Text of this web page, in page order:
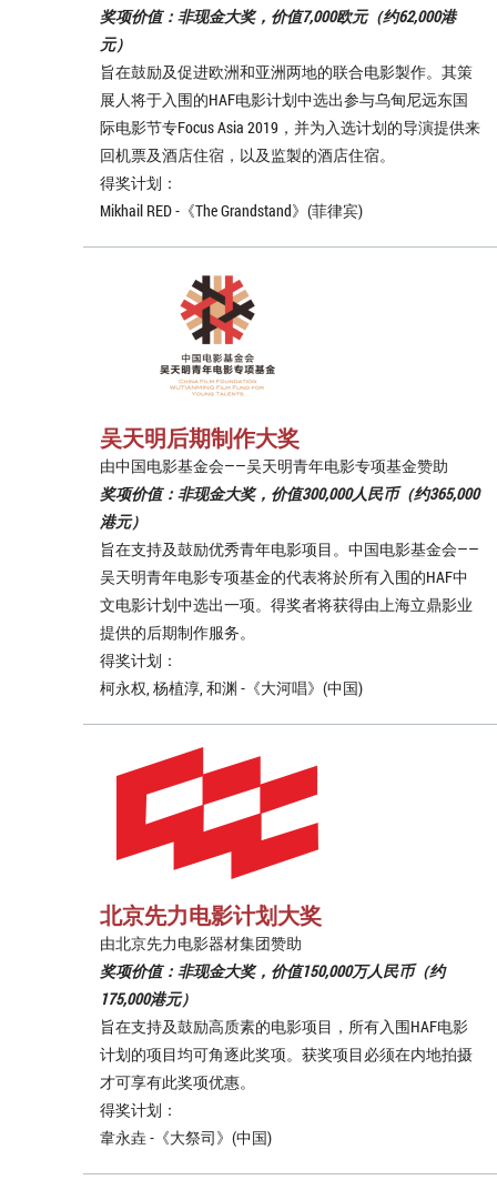
奖项价值：非现金大奖，价值7,000欧元（约62,000港
元）
旨在鼓励及促进欧洲和亚洲两地的联合电影製作。其策
展人将于入围的HAF电影计划中选出参与乌甸尼远东国
际电影节专Focus Asia 2019，并为入选计划的导演提供来
回机票及酒店住宿，以及监製的酒店住宿。
得奖计划：
Mikhail RED -《The Grandstand》(菲律宾)
吴天明后期制作大奖
由中国电影基金会——吴天明青年电影专项基金赞助
奖项价值：非现金大奖，价值300,000人民币（约365,000
港元）
旨在支持及鼓励优秀青年电影项目。中国电影基金会——
吴天明青年电影专项基金的代表将於所有入围的HAF中
文电影计划中选出一项。得奖者将获得由上海立鼎影业
提供的后期制作服务。
得奖计划：
柯永权, 杨植淳, 和渊 -《大河唱》(中国)
北京先力电影计划大奖
由北京先力电影器材集团赞助
奖项价值：非现金大奖，价值150,000万人民币（约
175,000港元）
旨在支持及鼓励高质素的电影项目，所有入围HAF电影
计划的项目均可角逐此奖项。获奖项目必须在内地拍摄
才可享有此奖项优惠。
得奖计划：
韋永垚 -《大祭司》(中国)